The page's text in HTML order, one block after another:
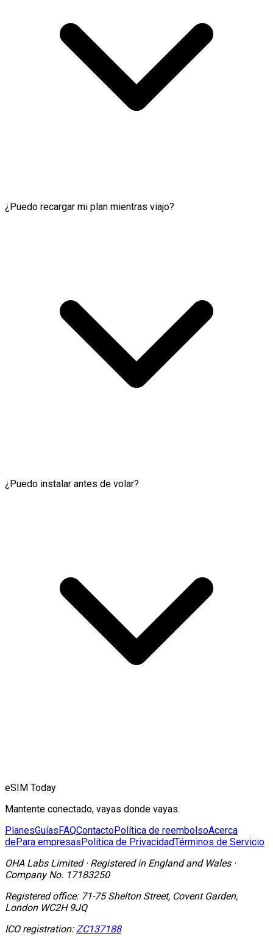
¿Puedo recargar mi plan mientras viajo?
¿Puedo instalar antes de volar?
eSIM Today
Mantente conectado, vayas donde vayas.
PlanesGuíasFAQContactoPolítica de reembolsoAcerca
dePara empresasPolítica de PrivacidadTérminos de Servicio
OHA Labs Limited· Registered in England and Wales·
Company No. 17183250
Registered office: 71-75 Shelton Street, Covent Garden,
London WC2H 9JQ
ICO registration: ZC137188